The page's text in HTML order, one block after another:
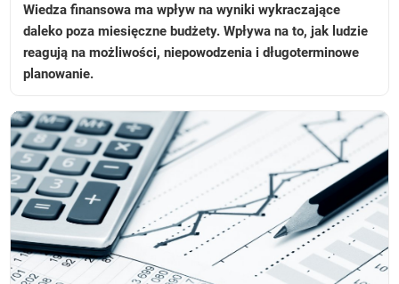
Wiedza finansowa ma wpływ na wyniki wykraczające
daleko poza miesięczne budżety. Wpływa na to, jak ludzie
reagują na możliwości, niepowodzenia i długoterminowe
planowanie.